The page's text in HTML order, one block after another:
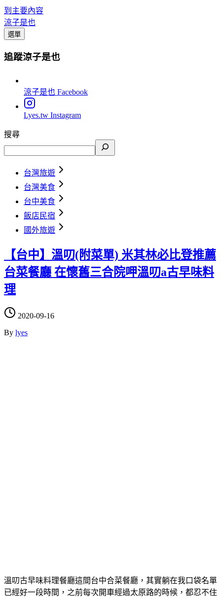
到主要內容
涼子是也
選單
追蹤涼子是也
涼子是也 Facebook
Lyes.tw Instagram
搜尋
台灣旅遊
台灣美食
台中美食
飯店民宿
國外旅遊
【台中】溫叨(附菜單) 米其林必比登推薦
台菜餐廳 在懷舊三合院呷溫叨a古早味料
理
2020-09-16
By lyes
溫叨古早味料理餐廳這間台中合菜餐廳，其實躺在我口袋名單
已經好一段時間，之前每次開車經過太原路的時候，都忍不住